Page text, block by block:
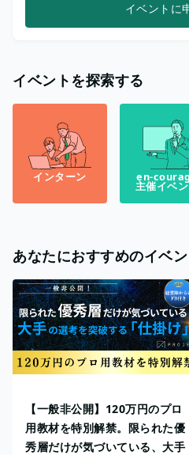
イベントを探索する
インターン en-
主催イベン
あなたにおすすめのイベン
【一般非公開】120万円のプロ
用教材を特別解禁。限られた優
秀層だけが気づいている、大手
イベントに